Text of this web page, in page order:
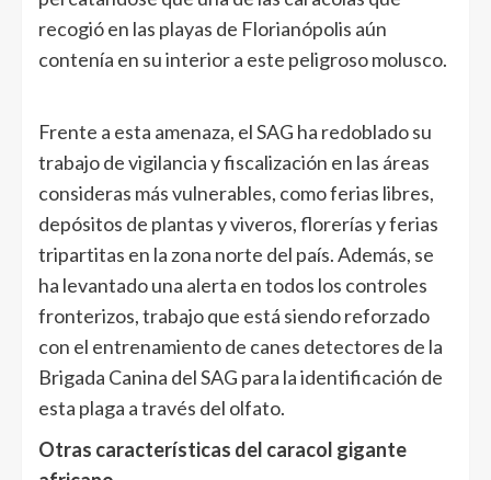
recogió en las playas de Florianópolis aún
contenía en su interior a este peligroso molusco.
Frente a esta amenaza, el SAG ha redoblado su
trabajo de vigilancia y fiscalización en las áreas
consideras más vulnerables, como ferias libres,
depósitos de plantas y viveros, florerías y ferias
tripartitas en la zona norte del país. Además, se
ha levantado una alerta en todos los controles
fronterizos, trabajo que está siendo reforzado
con el entrenamiento de canes detectores de la
Brigada Canina del SAG para la identificación de
esta plaga a través del olfato.
Otras características del caracol gigante